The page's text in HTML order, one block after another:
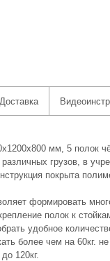
Доставка
мм, 5 полок
грузов, в
покрыта
формировать
полок к
удобное
более чем на 60кг.
120кг.